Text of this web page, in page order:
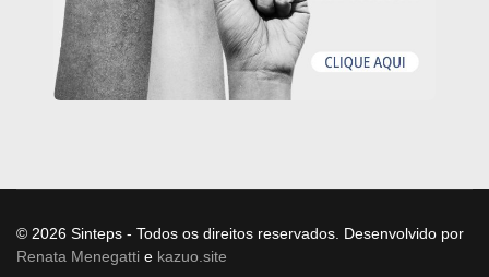
© 2026 Sinteps - Todos os direitos reservados. Desenvolvido por
Renata Menegatti e kazuo.site